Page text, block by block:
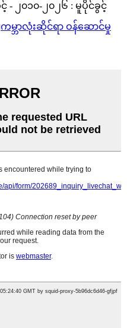
- ၂၀၁၀-၂၀၂၆ : မူပိုင်ခွင့်
ကမ္ဘာလုံးဆိုင်ရာ ဝန်ဆောင်မှု